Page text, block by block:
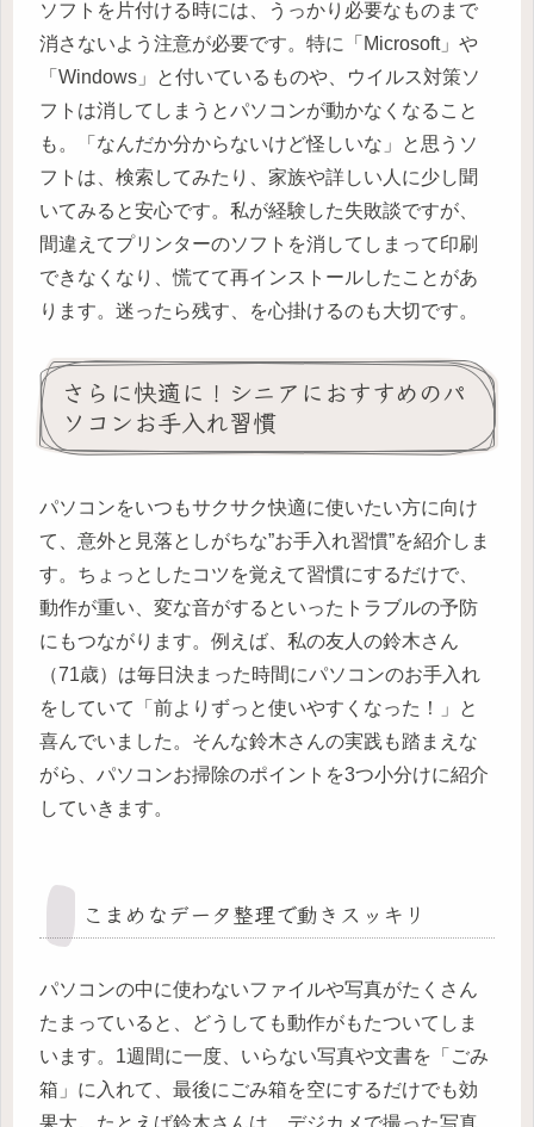
ソフトを片付ける時には、うっかり必要なものまで
消さないよう注意が必要です。特に「Microsoft」や
「Windows」と付いているものや、ウイルス対策ソ
フトは消してしまうとパソコンが動かなくなること
も。「なんだか分からないけど怪しいな」と思うソ
フトは、検索してみたり、家族や詳しい人に少し聞
いてみると安心です。私が経験した失敗談ですが、
間違えてプリンターのソフトを消してしまって印刷
できなくなり、慌てて再インストールしたことがあ
ります。迷ったら残す、を心掛けるのも大切です。
さらに快適に！シニアにおすすめのパ
ソコンお手入れ習慣
パソコンをいつもサクサク快適に使いたい方に向け
て、意外と見落としがちな”お手入れ習慣”を紹介しま
す。ちょっとしたコツを覚えて習慣にするだけで、
動作が重い、変な音がするといったトラブルの予防
にもつながります。例えば、私の友人の鈴木さん
（71歳）は毎日決まった時間にパソコンのお手入れ
をしていて「前よりずっと使いやすくなった！」と
喜んでいました。そんな鈴木さんの実践も踏まえな
がら、パソコンお掃除のポイントを3つ小分けに紹介
していきます。
こまめなデータ整理で動きスッキリ
パソコンの中に使わないファイルや写真がたくさん
たまっていると、どうしても動作がもたついてしま
います。1週間に一度、いらない写真や文書を「ごみ
箱」に入れて、最後にごみ箱を空にするだけでも効
果大。たとえば鈴木さんは、デジカメで撮った写真